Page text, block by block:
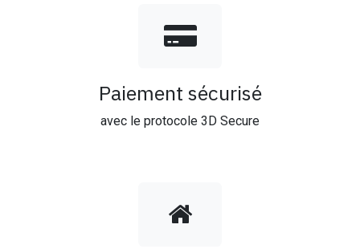
Paiement sécurisé
avec le protocole 3D Secure